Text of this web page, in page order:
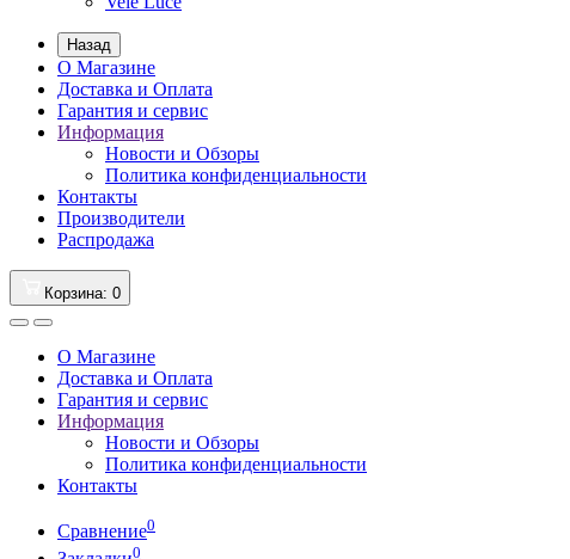
Назад
О Магазине
Доставка и Оплата
Гарантия и сервис
Информация
Новости и Обзоры
Политика конфиденциальности
Контакты
Производители
Распродажа
Корзина: 0
О Магазине
Доставка и Оплата
Гарантия и сервис
Информация
Новости и Обзоры
Политика конфиденциальности
Контакты
Сравнение0
0